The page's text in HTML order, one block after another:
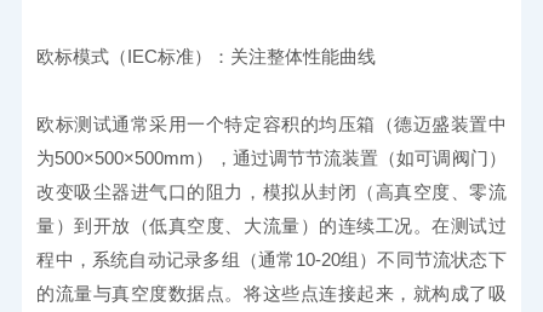
欧标模式（IEC标准）：关注整体性能曲线
欧标测试通常采用一个特定容积的均压箱（德迈盛装置中
为500×500×500mm），通过调节节流装置（如可调阀门）
改变吸尘器进气口的阻力，模拟从封闭（高真空度、零流
量）到开放（低真空度、大流量）的连续工况。在测试过
程中，系统自动记录多组（通常10-20组）不同节流状态下
的流量与真空度数据点。将这些点连接起来，就构成了吸